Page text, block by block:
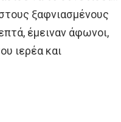
ξαφνιασμένους
έμειναν άφωνοι,
ιερέα και